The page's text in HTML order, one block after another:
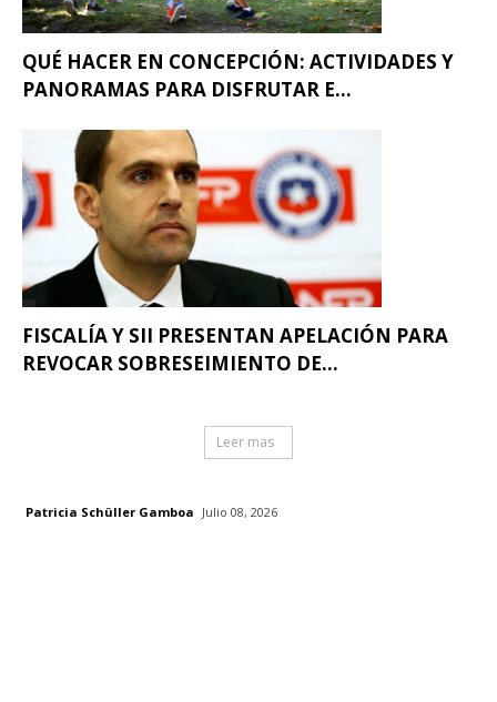
QUÉ HACER EN CONCEPCIÓN: ACTIVIDADES Y
PANORAMAS PARA DISFRUTAR E...
FISCALÍA Y SII PRESENTAN APELACIÓN PARA
REVOCAR SOBRESEIMIENTO DE...
Leer mas
Patricia Schüller Gamboa Julio 08, 2026